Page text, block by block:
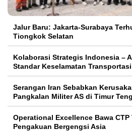
Jalur Baru: Jakarta-Surabaya
Tiongkok Selatan
Kolaborasi Strategis Indonesia –
Standar Keselamatan
Serangan Iran Sebabkan
Pangkalan Militer AS di Timur
Operational Excellence Bawa CTP
Pengakuan Bergengsi Asia